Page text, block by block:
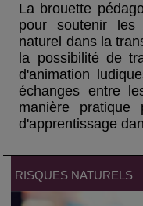
La brouette
pour soutenir les
naturel dans la
la possibilité de
d'animation
échanges entre
manière pratique
d'apprentissage
RISQUES NATURELS